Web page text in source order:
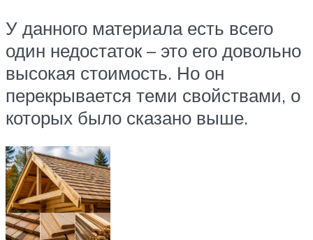
У данного материала есть всего
один недостаток – это его довольно
высокая стоимость. Но он
перекрывается теми свойствами, о
которых было сказано выше.